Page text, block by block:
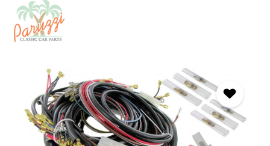
Bildergalerie überspringen